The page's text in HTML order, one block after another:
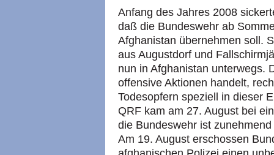
Anfang des Jahres 2008
daß die Bundeswehr ab
Afghanistan übernehmen soll.
aus Augustdorf und
nun in Afghanistan unterwegs.
offensive Aktionen handelt,
Todesopfern speziell in dieser
QRF kam am 27. August bei
die Bundeswehr ist
Am 19. August erschossen